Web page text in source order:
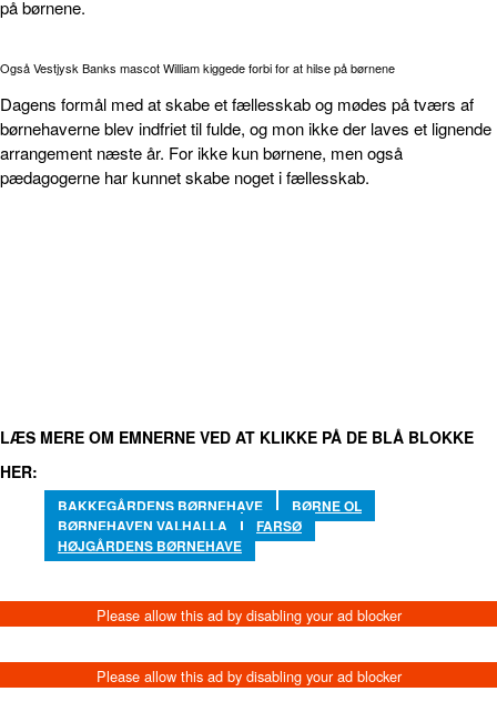
på børnene.
Også Vestjysk Banks mascot William kiggede forbi for at hilse på børnene
Dagens formål med at skabe et fællesskab og mødes på tværs af
børnehaverne blev indfriet til fulde, og mon ikke der laves et lignende
arrangement næste år. For ikke kun børnene, men også
pædagogerne har kunnet skabe noget i fællesskab.
LÆS MERE OM EMNERNE VED AT KLIKKE PÅ DE BLÅ BLOKKE
HER:
BAKKEGÅRDENS BØRNEHAVE
BØRNE OL
BØRNEHAVEN VALHALLA
FARSØ
HØJGÅRDENS BØRNEHAVE